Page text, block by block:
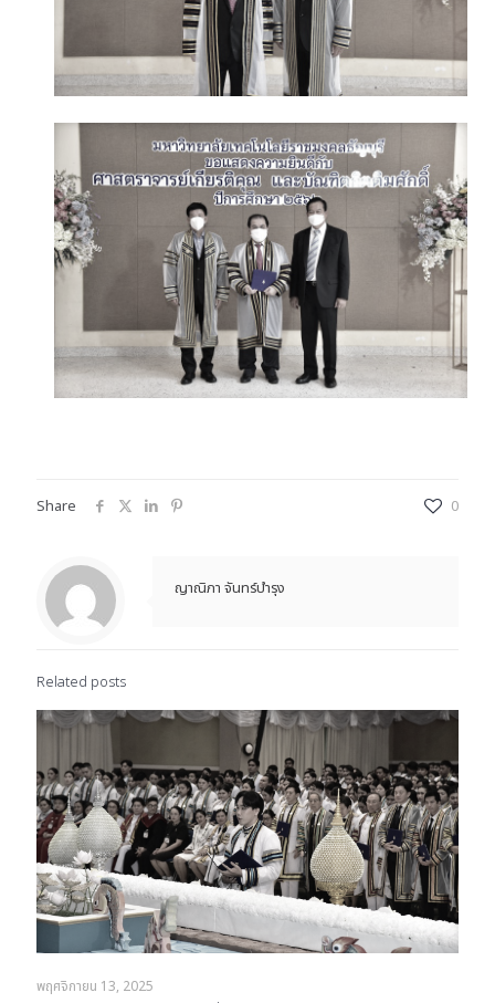
Share 0
ญาณิภา จันทร์บำรุง
Related posts
พฤศจิกายน 13, 2025